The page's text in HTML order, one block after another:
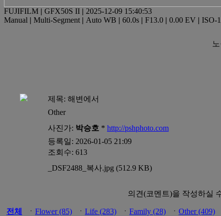
FUJIFILM | GFX50S II | 2025-12-09 15:40:53
Manual | Multi-Segment | Auto WB | 60.0s | F13.0 | 0.00 EV | ISO-
제목: 해변에서
Other
사진가: 박승호 * http://pshphoto.com
등록일: 2026-01-05 21:09
조회수: 613
_DSF2488_복사.jpg (512.9 KB)
의견(코멘트)을 작성하실
전체 ㆍ Flower (85) ㆍ Life (283) ㆍ Family (28) ㆍ Other (409)